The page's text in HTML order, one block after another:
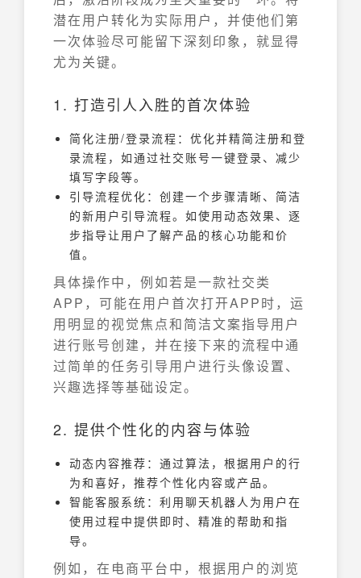
潜在用户转化为实际用户，并使他们第
一次体验尽可能留下深刻印象，就显得
尤为关键。
1. 打造引人入胜的首次体验
简化注册/登录流程：优化并精简注册和登
录流程，如通过社交账号一键登录、减少
填写字段等。
引导流程优化：创建一个步骤清晰、简洁
的新用户引导流程。如使用动态效果、逐
步指导让用户了解产品的核心功能和价
值。
具体操作中，例如若是一款社交类
APP，可能在用户首次打开APP时，运
用明显的视觉焦点和简洁文案指导用户
进行账号创建，并在接下来的流程中通
过简单的任务引导用户进行头像设置、
兴趣选择等基础设定。
2. 提供个性化的内容与体验
动态内容推荐：通过算法，根据用户的行
为和喜好，推荐个性化内容或产品。
智能客服系统：利用聊天机器人为用户在
使用过程中提供即时、精准的帮助和指
导。
例如，在电商平台中，根据用户的浏览